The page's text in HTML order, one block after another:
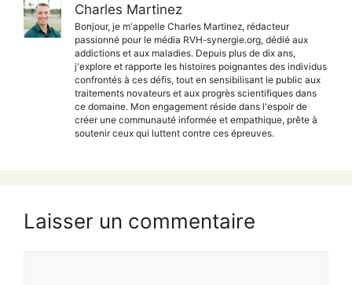
Charles Martinez
Bonjour, je m'appelle Charles Martinez, rédacteur
passionné pour le média RVH-synergie.org, dédié aux
addictions et aux maladies. Depuis plus de dix ans,
j'explore et rapporte les histoires poignantes des individus
confrontés à ces défis, tout en sensibilisant le public aux
traitements novateurs et aux progrès scientifiques dans
ce domaine. Mon engagement réside dans l'espoir de
créer une communauté informée et empathique, prête à
soutenir ceux qui luttent contre ces épreuves.
Laisser un commentaire